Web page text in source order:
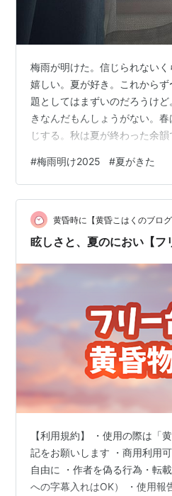
梅雨が明けた。信じられない
嬉しい。夏が好き。これから
題としてはまずいのだろうけ
きなんだもんしょうがない。
じする。秋は夏が終わった余
境に心も体もぱあっと解放され
日っていうのはやっぱり、「
あ」って感じるタイミングな
みたいよ」と仕事終わりに訊い
っきりと晴れて、心なしか空気
…
#梅雨明け2025 #夏がきた
黄昏時に【黄昏こはくのブログ
眩しさと、夏のにおい【フ
【利用規約】 ・使用の際は「
記をお願いします ・商用利用
自由に ・作者を偽る行為・転
への字幕入れはOK） ・使用報